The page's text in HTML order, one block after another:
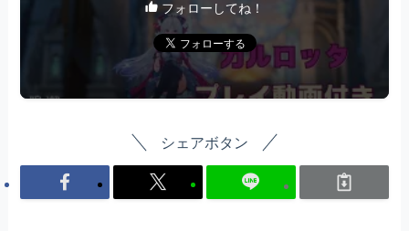
フォローしてね！
シェアボタン